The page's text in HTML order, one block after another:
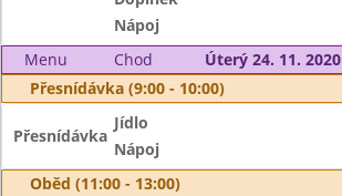
Nápoj
Menu
Chod
Úterý 24. 11. 2020
Přesnídávka (9:00 - 10:00)
Přesnídávka
Jídlo
Nápoj
Oběd (11:00 - 13:00)